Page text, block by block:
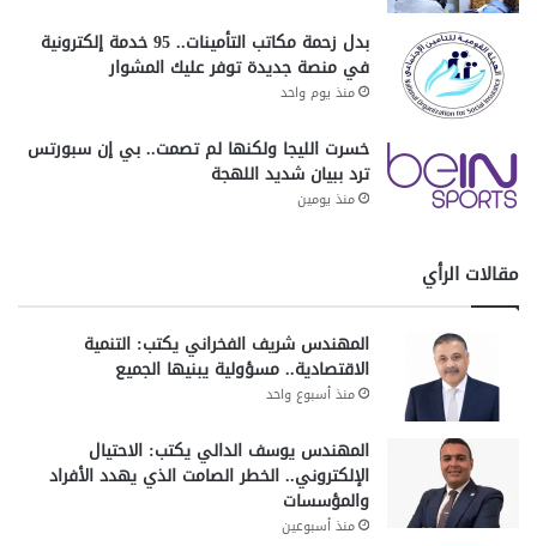
بدل زحمة مكاتب التأمينات.. 95 خدمة إلكترونية
في منصة جديدة توفر عليك المشوار
منذ يوم واحد
خسرت الليجا ولكنها لم تصمت.. بي إن سبورتس
ترد ببيان شديد اللهجة
منذ يومين
مقالات الرأي
المهندس شريف الفخراني يكتب: التنمية
الاقتصادية.. مسؤولية يبنيها الجميع
منذ أسبوع واحد
المهندس يوسف الدالي يكتب: الاحتيال
الإلكتروني.. الخطر الصامت الذي يهدد الأفراد
والمؤسسات
منذ أسبوعين